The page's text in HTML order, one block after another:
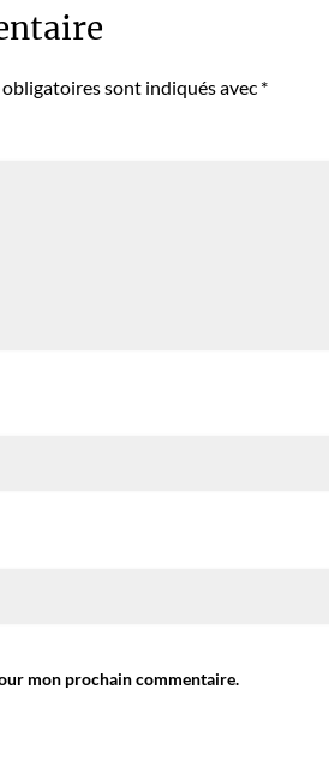
obligatoires sont indiqués avec *
mon prochain commentaire.